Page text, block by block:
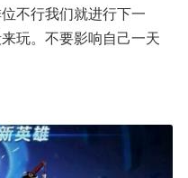
不行我们就进行下一
玩。不要影响自己一天